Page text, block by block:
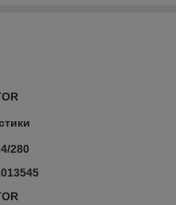
280